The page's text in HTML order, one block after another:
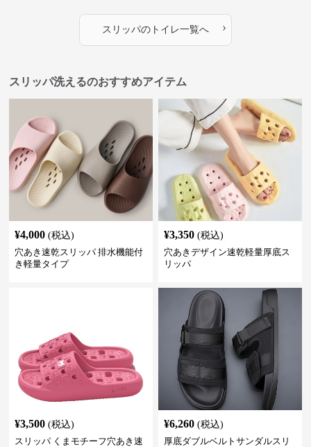
スリッパのトイレ一覧へ ›
スリッパ洗えるのおすすめアイテム
¥4,000 (税込)
穴あき速乾スリッパ 排水機能付
き軽量タイプ
¥3,350 (税込)
穴あきデザイン速乾軽量厚底ス
リッパ
¥3,500 (税込)
スリッパ くまモチーフ穴あき速
¥6,260 (税込)
厚底ダブルベルトサンダルスリ